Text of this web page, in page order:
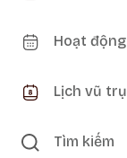
Hoạt động
Lịch vũ trụ
Tìm kiếm